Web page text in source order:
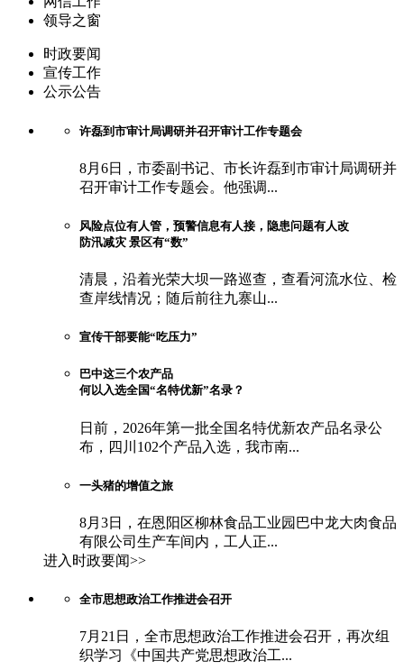
领导之窗
时政要闻
宣传工作
公示公告
许磊到市审计局调研并召开审计工作专题会
8月6日，市委副书记、市长许磊到市审计局调研并
召开审计工作专题会。他强调...
风险点位有人管，预警信息有人接，隐患问题有人改
防汛减灾 景区有“数”
清晨，沿着光荣大坝一路巡查，查看河流水位、检
查岸线情况；随后前往九寨山...
宣传干部要能“吃压力”
巴中这三个农产品
何以入选全国“名特优新”名录？
日前，2026年第一批全国名特优新农产品名录公
布，四川102个产品入选，我市南...
一头猪的增值之旅
8月3日，在恩阳区柳林食品工业园巴中龙大肉食品
有限公司生产车间内，工人正...
进入时政要闻>>
全市思想政治工作推进会召开
7月21日，全市思想政治工作推进会召开，再次组
织学习《中国共产党思想政治工...